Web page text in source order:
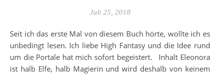
Juli 25, 2018
Seit ich das erste Mal von diesem Buch hörte, wollte ich es
unbedingt lesen. Ich liebe High Fantasy und die Idee rund
um die Portale hat mich sofort begeistert. Inhalt Eleonora
ist halb Elfe, halb Magierin und wird deshalb von keinem